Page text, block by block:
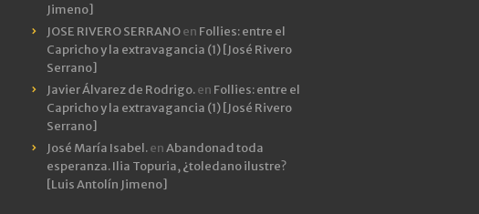
Jimeno]
JOSE RIVERO SERRANOen Follies: entre el
Capricho y la extravagancia (1) [José Rivero
Serrano]
Javier Álvarez de Rodrigo.en Follies: entre el
Capricho y la extravagancia (1) [José Rivero
Serrano]
José María Isabel.enAbandonad toda
esperanza. Ilia Topuria, ¿toledano ilustre?
[Luis Antolín Jimeno]